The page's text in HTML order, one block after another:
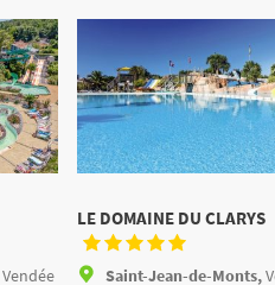
Vendée
LE DOMAINE DU CLARYS
Saint-Jean-de-Monts,